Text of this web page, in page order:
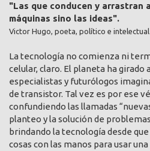
"Las que conducen y arrastran
máquinas sino las ideas".
Victor Hugo, poeta, político e intelectual
La tecnología no comienza ni
celular, claro. El planeta ha girado
especialistas y futurólogos
de transistor. Tal vez es por ese
confundiendo las llamadas
planteo y la solución de
brindando la tecnología desde
cosas con las manos para usar